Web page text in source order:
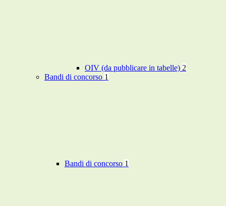
OIV (da pubblicare in tabelle) 2
Bandi di concorso 1
Bandi di concorso 1